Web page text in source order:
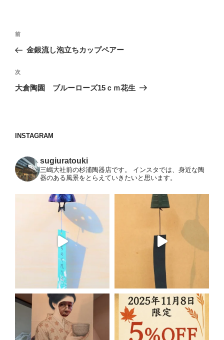
投
ナ
ビ
ゲ
ン
前
の
稿
前
金銀流し泡立ちカップペアー
次
の
次
大倉陶園 ブルーローズ15ｃｍ花生
INSTAGRAM
sugiuratouki
三嶋大社前の杉浦陶器店です。
インスタでは、身近な陶
器のある風景をとらえていきたいと思います。